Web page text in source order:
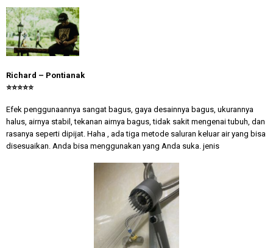
Richard – Pontianak
⭐⭐⭐⭐⭐
Efek penggunaannya sangat bagus, gaya desainnya bagus, ukurannya
halus, airnya stabil, tekanan airnya bagus, tidak sakit mengenai tubuh, dan
rasanya seperti dipijat. Haha , ada tiga metode saluran keluar air yang bisa
disesuaikan. Anda bisa menggunakan yang Anda suka. jenis